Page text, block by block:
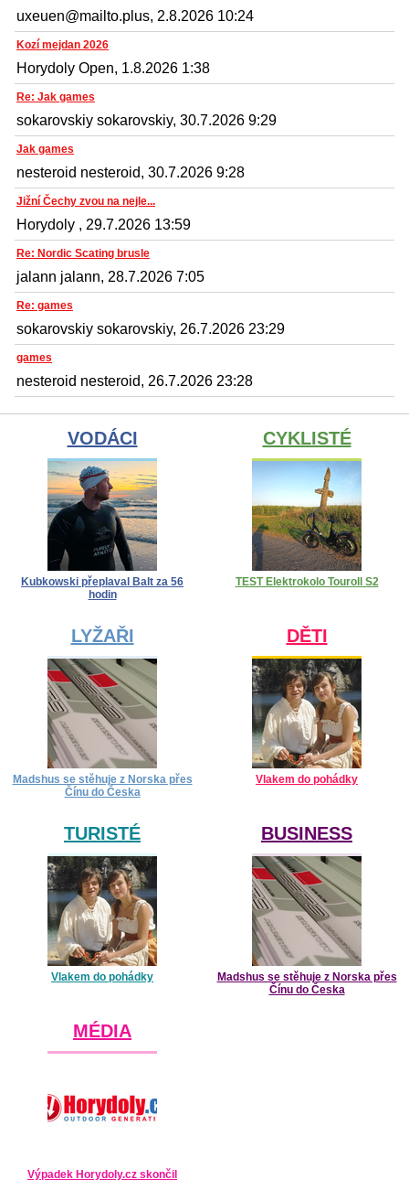
uxeuen@mailto.plus, 2.8.2026 10:24
Kozí mejdan 2026
Horydoly Open, 1.8.2026 1:38
Re: Jak games
sokarovskiy sokarovskiy, 30.7.2026 9:29
Jak games
nesteroid nesteroid, 30.7.2026 9:28
Jižní Čechy zvou na nejle...
Horydoly , 29.7.2026 13:59
Re: Nordic Scating brusle
jalann jalann, 28.7.2026 7:05
Re: games
sokarovskiy sokarovskiy, 26.7.2026 23:29
games
nesteroid nesteroid, 26.7.2026 23:28
VODÁCI
Kubkowski přeplaval Balt za 56
hodin
CYKLISTÉ
TEST Elektrokolo Touroll S2
LYŽAŘI
Madshus se stěhuje z Norska přes
Čínu do Česka
DĚTI
Vlakem do pohádky
TURISTÉ
Vlakem do pohádky
BUSINESS
Madshus se stěhuje z Norska přes
Čínu do Česka
MÉDIA
Výpadek Horydoly.cz skončil